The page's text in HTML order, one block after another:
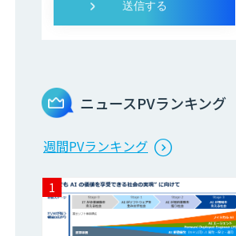
イ）
Cabinet
AI/DX研修
ニュースPVランキング
週間PVランキング